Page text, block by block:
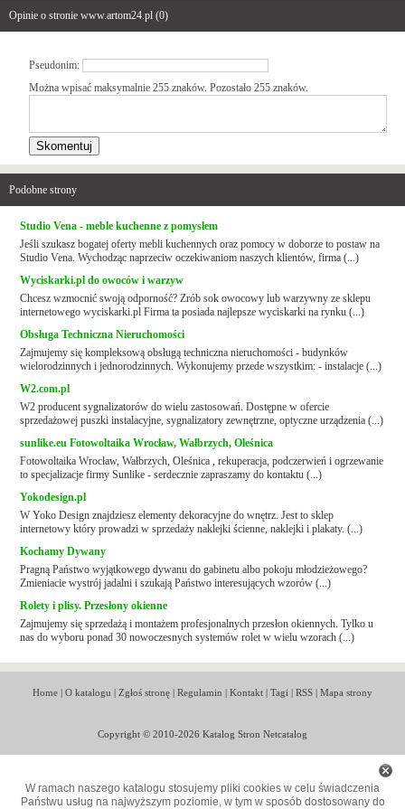
Opinie o stronie www.artom24.pl (0)
Pseudonim:
Można wpisać maksymalnie 255 znaków. Pozostało255 znaków.
Podobne strony
Studio Vena - meble kuchenne z pomysłem
Jeśli szukasz bogatej oferty mebli kuchennych oraz pomocy w doborze to postaw na
Studio Vena. Wychodząc naprzeciw oczekiwaniom naszych klientów, firma (...)
Wyciskarki.pl do owoców i warzyw
Chcesz wzmocnić swoją odporność? Zrób sok owocowy lub warzywny ze sklepu
internetowego wyciskarki.pl Firma ta posiada najlepsze wyciskarki na rynku (...)
Obsługa Techniczna Nieruchomości
Zajmujemy się kompleksową obsługą techniczna nieruchomości - budynków
wielorodzinnych i jednorodzinnych. Wykonujemy przede wszystkim: - instalacje (...)
W2.com.pl
W2 producent sygnalizatorów do wielu zastosowań. Dostępne w ofercie
sprzedażowej puszki instalacyjne, sygnalizatory zewnętrzne, optyczne urządzenia (...)
sunlike.eu Fotowoltaika Wrocław, Wałbrzych, Oleśnica
Fotowoltaika Wrocław, Wałbrzych, Oleśnica , rekuperacja, podczerwień i ogrzewanie
to specjalizacje firmy Sunlike - serdecznie zapraszamy do kontaktu (...)
Yokodesign.pl
W Yoko Design znajdziesz elementy dekoracyjne do wnętrz. Jest to sklep
internetowy który prowadzi w sprzedaży naklejki ścienne, naklejki i plakaty. (...)
Kochamy Dywany
Pragną Państwo wyjątkowego dywanu do gabinetu albo pokoju młodzieżowego?
Zmieniacie wystrój jadalni i szukają Państwo interesujących wzorów (...)
Rolety i plisy. Przesłony okienne
Zajmujemy się sprzedażą i montażem profesjonalnych przesłon okiennych. Tylko u
nas do wyboru ponad 30 nowoczesnych systemów rolet w wielu wzorach (...)
Home| O katalogu | Zgłoś stronę| Regulamin | Kontakt| Tagi | RSS| Mapa strony
Copyright © 2010-2026 Katalog Stron Netcatalog
W ramach naszego katalogu stosujemy pliki cookies w celu świadczenia
Państwu usług na najwyższym poziomie, w tym w sposób dostosowany do